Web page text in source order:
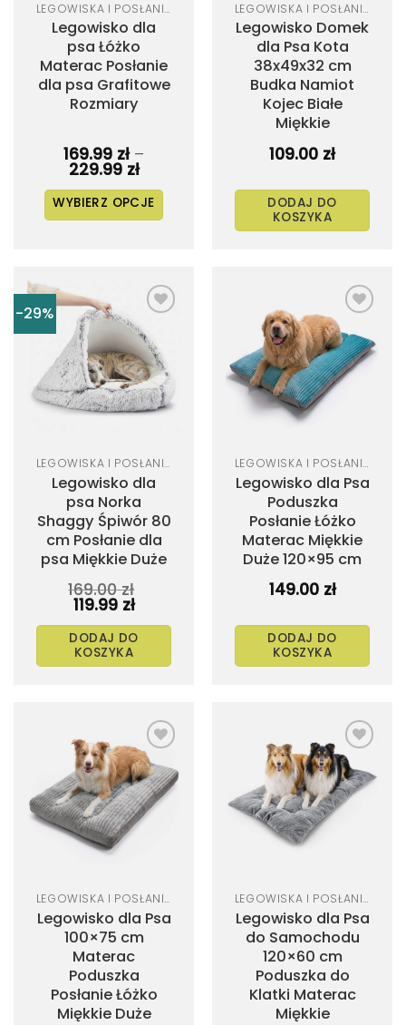
LEGOWISKA I POSŁANIA DLA PSA
Legowisko dla
psa Łóżko
Materac Posłanie
dla psa Grafitowe
Rozmiary
169.99 zł –
229.99 złZakres
od
169.99 zł
WYBIERZ OPCJE
wariantów.
Opcje
można
wybrać
na
stronie
LEGOWISKA I POSŁANIA DLA PSA
Legowisko Domek
dla Psa Kota
38x49x32 cm
Budka Namiot
Kojec Białe
Miękkie
109.00 zł
DODAJ DO
KOSZYKA
-29%
Dodaj
do
listy
życzeń
LEGOWISKA I POSŁANIA DLA PSA
Legowisko dla
psa Norka
Shaggy Śpiwór 80
cm Posłanie dla
psa Miękkie Duże
169.00zł
Pierwotna
cena
wynosiła:
169.00 zł.
119.99 złAktualna
cena
wynosi:
119.99 zł.
DODAJ DO
KOSZYKA
Dodaj
do
listy
życzeń
LEGOWISKA I POSŁANIA DLA PSA
Legowisko dla Psa
Poduszka
Posłanie Łóżko
Materac Miękkie
Duże 120×95 cm
149.00 zł
DODAJ DO
KOSZYKA
Dodaj
do
listy
życzeń
LEGOWISKA I POSŁANIA DLA PSA
Legowisko dla Psa
100×75 cm
Materac
Poduszka
Posłanie Łóżko
Miękkie Duże
Dodaj
do
listy
życzeń
LEGOWISKA I POSŁANIA DLA PSA
Legowisko dla Psa
do Samochodu
120×60 cm
Poduszka do
Klatki Materac
Miękkie